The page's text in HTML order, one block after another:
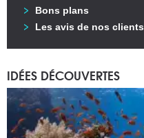
Bons plans
Les avis de nos clients
IDÉES DÉCOUVERTES